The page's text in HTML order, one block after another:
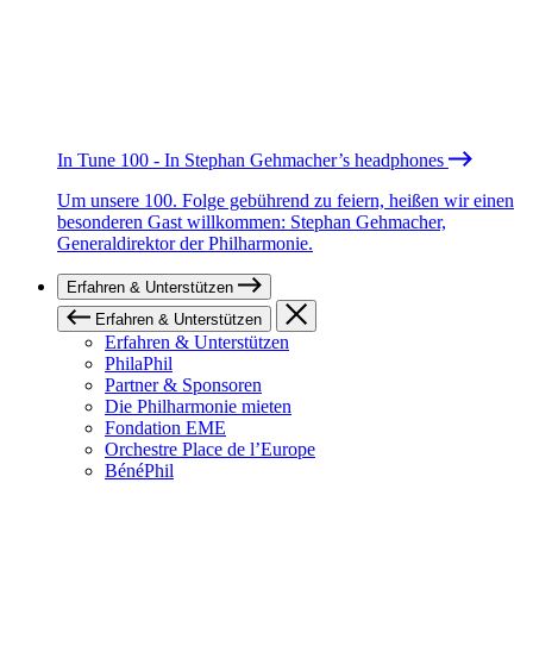
In Tune 100 - In Stephan Gehmacher’s headphones
Um unsere 100. Folge gebührend zu feiern, heißen wir einen
besonderen Gast willkommen: Stephan Gehmacher,
Generaldirektor der Philharmonie.
Erfahren & Unterstützen
Erfahren & Unterstützen
Erfahren & Unterstützen
PhilaPhil
Partner & Sponsoren
Die Philharmonie mieten
Fondation EME
Orchestre Place de l’Europe
BénéPhil